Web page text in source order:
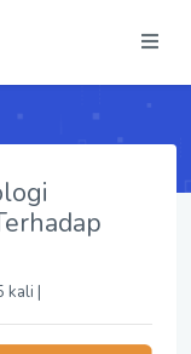
kali |